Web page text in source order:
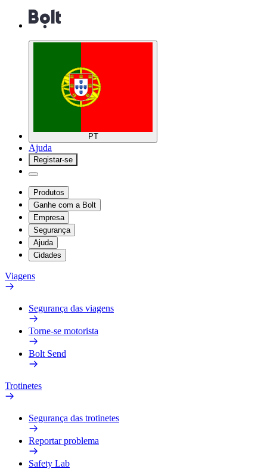
PT
Ajuda
Registar-se
Produtos
Ganhe com a Bolt
Empresa
Segurança
Ajuda
Cidades
Viagens
Segurança das viagens
Torne-se motorista
Bolt Send
Trotinetes
Segurança das trotinetes
Reportar problema
Safety Lab